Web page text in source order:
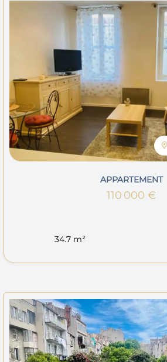
APPARTEMENT
110 000 €
34.7 m²